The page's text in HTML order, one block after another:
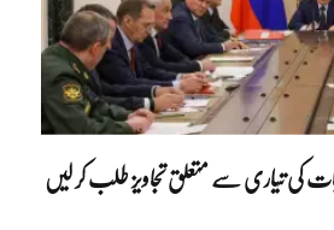
کی تیاری سے متعلق تجاویز طلب کر لیں